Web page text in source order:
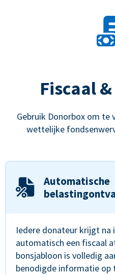
Fiscaal
Gebruik Donorbox om te
wettelijke
Automatische
Iedere donateur krijgt na
automatisch een fiscaal
bonsjabloon is volledig
benodigde informatie op